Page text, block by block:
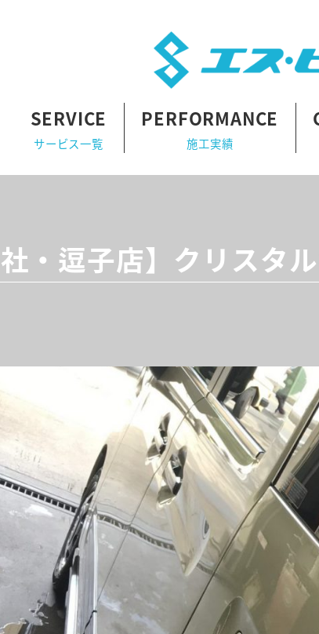
SERVICE
サービス一覧
PERFORMANCE
施工実績
社・逗子店】クリス